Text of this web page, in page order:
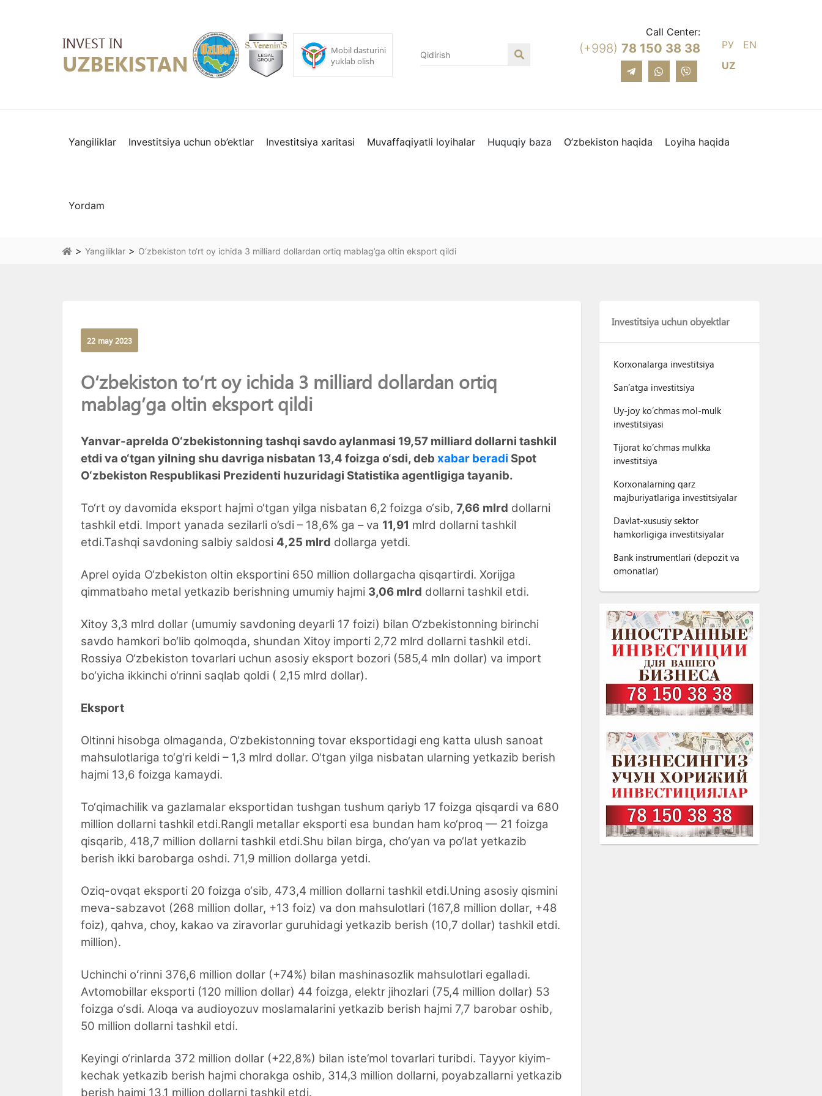
Call Center:
(+998) 78 150 38 38 РУ
EN
UZ
Yangiliklar Investitsiya uchun ob’ektlar Investitsiya xaritasi Muvaffaqiyatli loyihalar Huquqiy baza O’zbekiston haqida Loyiha haqida
Yordam
> Yangiliklar > O‘zbekiston to‘rt oy ichida 3 milliard dollardan ortiq mablag’ga oltin eksport qildi
22 may 2023
O‘zbekiston to‘rt oy ichida 3 milliard dollardan ortiq
mablag’ga oltin eksport qildi
Yanvar-aprelda O‘zbekistonning tashqi savdo aylanmasi 19,57 milliard dollarni tashkil
etdi va o‘tgan yilning shu davriga nisbatan 13,4 foizga o‘sdi, deb xabar beradi Spot
O‘zbekiston Respublikasi Prezidenti huzuridagi Statistika agentligiga tayanib.
To‘rt oy davomida eksport hajmi o‘tgan yilga nisbatan 6,2 foizga o‘sib, 7,66 mlrd dollarni
tashkil etdi. Import yanada sezilarli o’sdi – 18,6% ga – va 11,91 mlrd dollarni tashkil
etdi.Tashqi savdoning salbiy saldosi 4,25 mlrd dollarga yetdi.
Aprel oyida O‘zbekiston oltin eksportini 650 million dollargacha qisqartirdi. Xorijga
qimmatbaho metal yetkazib berishning umumiy hajmi 3,06 mlrd dollarni tashkil etdi.
Xitoy 3,3 mlrd dollar (umumiy savdoning deyarli 17 foizi) bilan O‘zbekistonning birinchi
savdo hamkori bo‘lib qolmoqda, shundan Xitoy importi 2,72 mlrd dollarni tashkil etdi.
Rossiya O‘zbekiston tovarlari uchun asosiy eksport bozori (585,4 mln dollar) va import
bo‘yicha ikkinchi o‘rinni saqlab qoldi ( 2,15 mlrd dollar).
Eksport
Oltinni hisobga olmaganda, O‘zbekistonning tovar eksportidagi eng katta ulush sanoat
mahsulotlariga to‘g‘ri keldi – 1,3 mlrd dollar. O‘tgan yilga nisbatan ularning yetkazib berish
hajmi 13,6 foizga kamaydi.
To‘qimachilik va gazlamalar eksportidan tushgan tushum qariyb 17 foizga qisqardi va 680
million dollarni tashkil etdi.Rangli metallar eksporti esa bundan ham ko‘proq — 21 foizga
qisqarib, 418,7 million dollarni tashkil etdi.Shu bilan birga, cho‘yan va po‘lat yetkazib
berish ikki barobarga oshdi. 71,9 million dollarga yetdi.
Oziq-ovqat eksporti 20 foizga o‘sib, 473,4 million dollarni tashkil etdi.Uning asosiy qismini
meva-sabzavot (268 million dollar, +13 foiz) va don mahsulotlari (167,8 million dollar, +48
foiz), qahva, choy, kakao va ziravorlar guruhidagi yetkazib berish (10,7 dollar) tashkil etdi.
million).
Uchinchi oʻrinni 376,6 million dollar (+74%) bilan mashinasozlik mahsulotlari egalladi.
Avtomobillar eksporti (120 million dollar) 44 foizga, elektr jihozlari (75,4 million dollar) 53
foizga o‘sdi. Aloqa va audioyozuv moslamalarini yetkazib berish hajmi 7,7 barobar oshib,
50 million dollarni tashkil etdi.
Keyingi o‘rinlarda 372 million dollar (+22,8%) bilan iste’mol tovarlari turibdi. Tayyor kiyim-
kechak yetkazib berish hajmi chorakga oshib, 314,3 million dollarni, poyabzallarni yetkazib
berish hajmi 13,1 million dollarni tashkil etdi.
Investitsiya uchun obyektlar
Korxonalarga investitsiya
San’atga investitsiya
Uy-joy ko’chmas mol-mulk
investitsiyasi
Tijorat ko’chmas mulkka
investitsiya
Korxonalarning qarz
majburiyatlariga investitsiyalar
Davlat-xususiy sektor
hamkorligiga investitsiyalar
Bank instrumentlari (depozit va
omonatlar)